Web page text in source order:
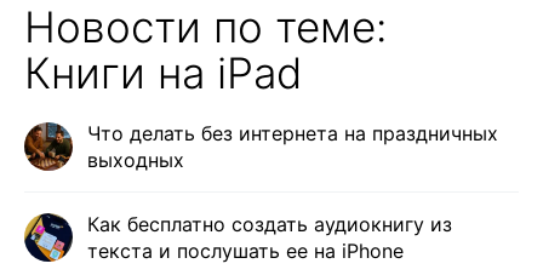
Новости по теме:
Книги на iPad
Что делать без интернета на праздничных
выходных
Как бесплатно создать аудиокнигу из
текста и послушать ее на iPhone